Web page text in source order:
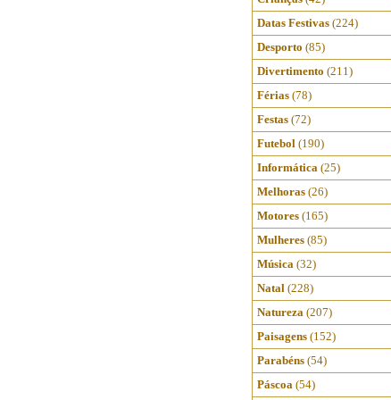
Datas Festivas (224)
Desporto (85)
Divertimento (211)
Férias (78)
Festas (72)
Futebol (190)
Informática (25)
Melhoras (26)
Motores (165)
Mulheres (85)
Música (32)
Natal (228)
Natureza (207)
Paisagens (152)
Parabéns (54)
Páscoa (54)